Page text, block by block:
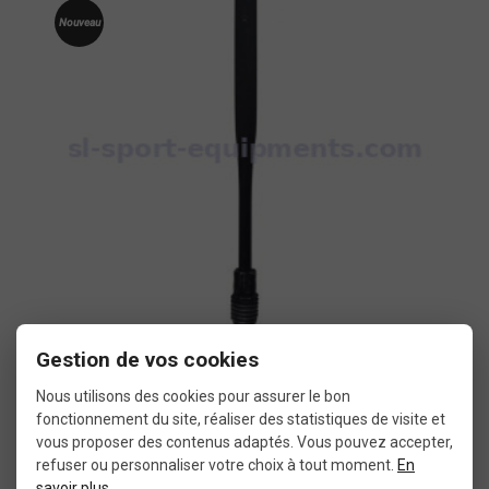
Nouveau
3,99 €
Gestion de vos cookies
Nous utilisons des cookies pour assurer le bon
fonctionnement du site, réaliser des statistiques de visite et
vous proposer des contenus adaptés. Vous pouvez accepter,
refuser ou personnaliser votre choix à tout moment. En